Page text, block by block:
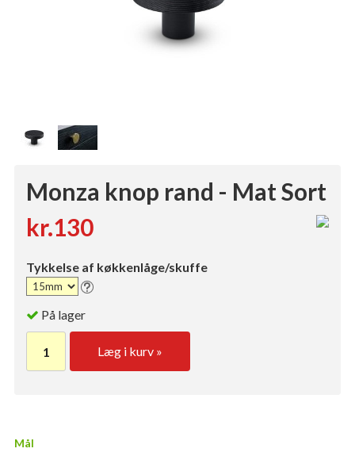
Monza knop rand - Mat Sort
kr.130
Tykkelse af køkkenlåge/skuffe
På lager
Læg i kurv »
Mål